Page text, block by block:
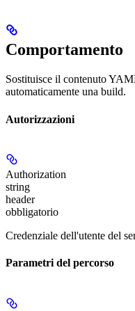
Comportamento
Sostituisce il contenuto
automaticamente una build.
Autorizzazioni
Authorization
string
header
obbligatorio
Credenziale dell'utente del
Parametri del percorso